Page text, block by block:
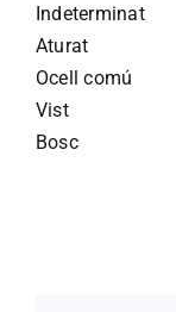
Indeterminat
Aturat
Ocell comú
Vist
Bosc